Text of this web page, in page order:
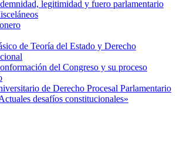
legitimidad y fuero parlamentario
de Teoría del Estado y Derecho
del Congreso y su proceso
de Derecho Procesal Parlamentario
desafíos constitucionales»